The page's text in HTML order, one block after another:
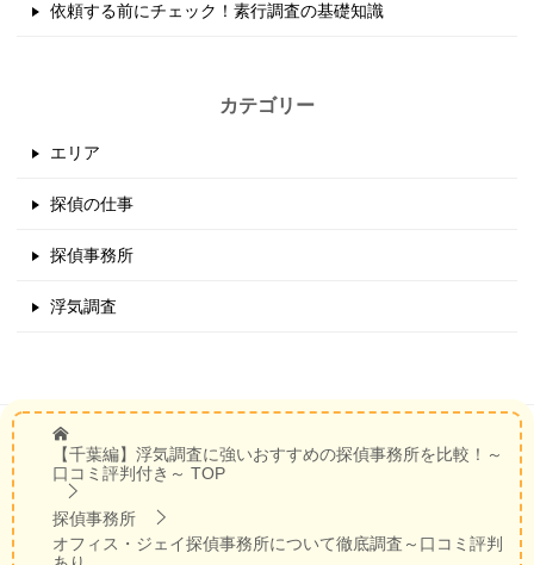
依頼する前にチェック！素行調査の基礎知識
カテゴリー
エリア
探偵の仕事
探偵事務所
浮気調査
【千葉編】浮気調査に強いおすすめの探偵事務所を比較！～
口コミ評判付き～ TOP
探偵事務所
オフィス・ジェイ探偵事務所について徹底調査～口コミ評判